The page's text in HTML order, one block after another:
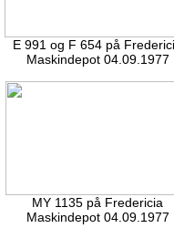
E 991 og F 654 på
Maskindepot 04.09.1977
MY 1135 på Fredericia
Maskindepot 04.09.1977